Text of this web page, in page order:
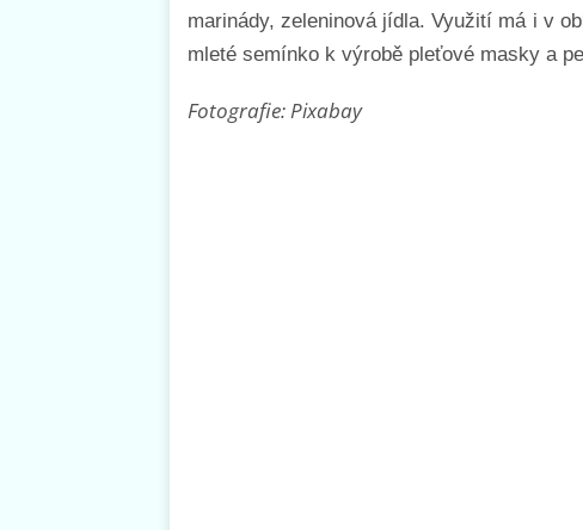
marinády, zeleninová jídla. Využití má i v
mleté semínko k výrobě pleťové masky a
Fotografie: Pixabay